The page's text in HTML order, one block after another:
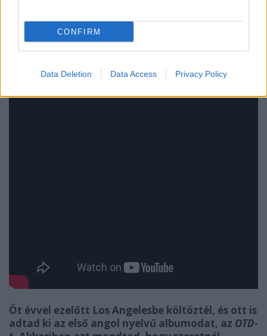
CONFIRM
Data Deletion Data Access Privacy Policy
ellen indítottak. De ez nem történt meg. Úgyhogy
most arra koncentrálok, hogy segítsem az ukrán
honfitársaimat, és terjesszem a hírünket a világban.
Öt évvel ezelőtt Los Angelesbe költöztél, és ott is
adtad ki az első angol nyelvű albumodat, az OTD-